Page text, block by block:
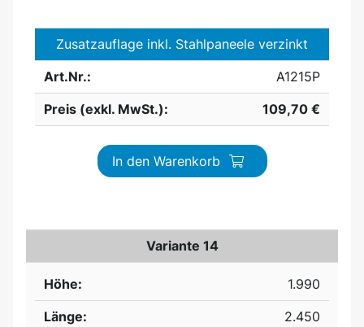
Zusatzauflage inkl. Stahlpaneele verzinkt
Art.Nr.:
A1215P
Preis (exkl. MwSt.):
109,70 €
In den Warenkorb
Variante 14
Höhe:
1.990
Länge:
2.450